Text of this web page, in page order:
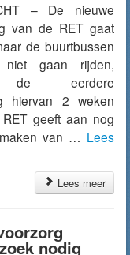
– De nieuwe
van de RET gaat
de buurtbussen
gaan rijden,
de eerdere
hiervan 2 weken
geeft aan nog
maken van … Lees
Lees meer
nodig